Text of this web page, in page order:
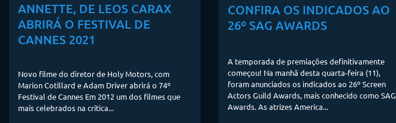
ANNETTE, DE LEOS CARAX
ABRIRÁ O FESTIVAL DE
CANNES 2021
Novo filme do diretor de Holy Motors, com
Marion Cotillard e Adam Driver abrirá o 74º
Festival de Cannes Em 2012 um dos filmes que
mais celebrados na crítica...
CONFIRA OS INDICADOS AO
26º SAG AWARDS
A temporada de premiações definitivamente
começou! Na manhã desta quarta-feira (11),
foram anunciados os indicados ao 26º Screen
Actors Guild Awards, mais conhecido como SAG
Awards. As atrizes America...